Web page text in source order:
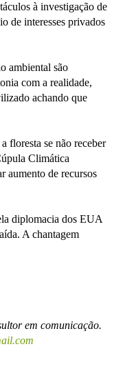
à investigação de
de interesses privados
ambiental são
com a realidade,
achando que
floresta se não receber
Climática
aumento de recursos
diplomacia dos EUA
A chantagem
em comunicação.